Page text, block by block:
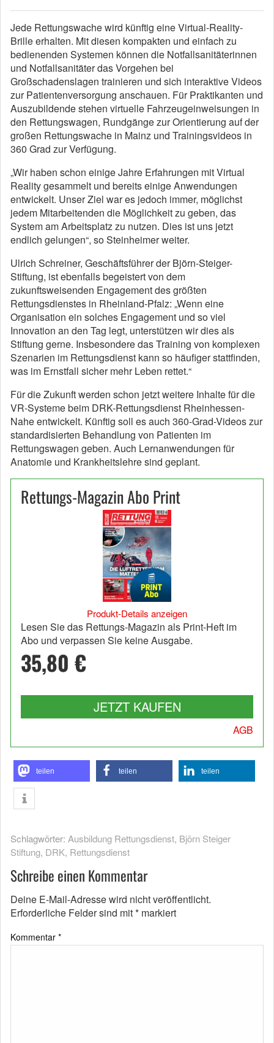
Jede Rettungswache wird künftig eine Virtual-Reality-
Brille erhalten. Mit diesen kompakten und einfach zu
bedienenden Systemen können die Notfallsanitäterinnen
und Notfallsanitäter das Vorgehen bei
Großschadenslagen trainieren und sich interaktive Videos
zur Patientenversorgung anschauen. Für Praktikanten und
Auszubildende stehen virtuelle Fahrzeugeinweisungen in
den Rettungswagen, Rundgänge zur Orientierung auf der
großen Rettungswache in Mainz und Trainingsvideos in
360 Grad zur Verfügung.
„Wir haben schon einige Jahre Erfahrungen mit Virtual
Reality gesammelt und bereits einige Anwendungen
entwickelt. Unser Ziel war es jedoch immer, möglichst
jedem Mitarbeitenden die Möglichkeit zu geben, das
System am Arbeitsplatz zu nutzen. Dies ist uns jetzt
endlich gelungen“, so Steinheimer weiter.
Ulrich Schreiner, Geschäftsführer der Björn-Steiger-
Stiftung, ist ebenfalls begeistert von dem
zukunftsweisenden Engagement des größten
Rettungsdienstes in Rheinland-Pfalz: „Wenn eine
Organisation ein solches Engagement und so viel
Innovation an den Tag legt, unterstützen wir dies als
Stiftung gerne. Insbesondere das Training von komplexen
Szenarien im Rettungsdienst kann so häufiger stattfinden,
was im Ernstfall sicher mehr Leben rettet.“
Für die Zukunft werden schon jetzt weitere Inhalte für die
VR-Systeme beim DRK-Rettungsdienst Rheinhessen-
Nahe entwickelt. Künftig soll es auch 360-Grad-Videos zur
standardisierten Behandlung von Patienten im
Rettungswagen geben. Auch Lernanwendungen für
Anatomie und Krankheitslehre sind geplant.
Rettungs-Magazin Abo Print
Produkt-Details anzeigen
Lesen Sie das Rettungs-Magazin als Print-Heft im
Abo und verpassen Sie keine Ausgabe.
35,80 €
JETZT KAUFEN
AGB
teilen teilen teilen
Schlagwörter: Ausbildung Rettungsdienst, Björn Steiger
Stiftung, DRK, Rettungsdienst
Schreibe einen Kommentar
Deine E-Mail-Adresse wird nicht veröffentlicht.
Erforderliche Felder sind mit* markiert
Kommentar *